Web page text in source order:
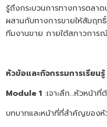
รู้ถึงกระบวนการทางการตลา
ผสานกับทางการขายให้สัมฤท
ทีมงานขาย ภายใต้สภาวการ
หัวข้อและกิจกรรมการเรียนรู้
Module 1 :เจาะลึก…หัวหน้า
บทบาทและหน้าที่ที่สำคัญของ